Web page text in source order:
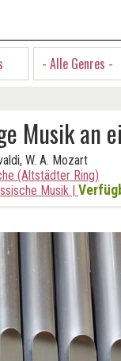
- Alle Genres -
Musik an
W. A. Mozart
(Altstädter Ring)
Musik |